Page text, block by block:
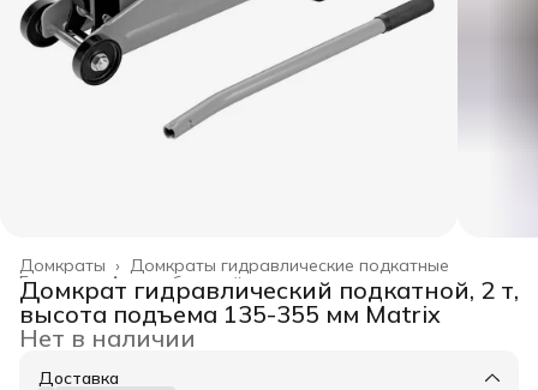
Домкраты гидравлические подкатные
Домкраты ›
Автомобильный инструмент
Главная ›
Домкрат гидравлический подкатной, 2 т,
высота подъема 135-355 мм Matrix
Нет в наличии
Доставка